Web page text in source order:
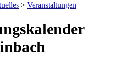
> Veranstaltungen